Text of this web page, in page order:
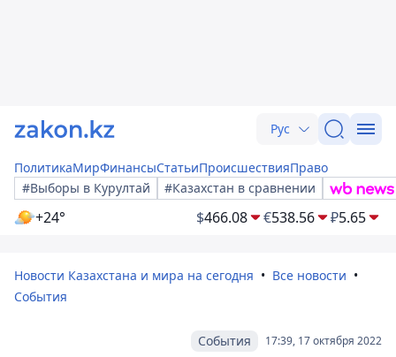
Рус
ПолитикаМирФинансыСтатьиПроисшествияПраво
#Выборы в Курултай
#Казахстан в сравнении
+24° $466.08 €538.56 ₽5.65
Новости Казахстана и мира на сегодня
Все новости
События
17:39, 17 октября 2022
События